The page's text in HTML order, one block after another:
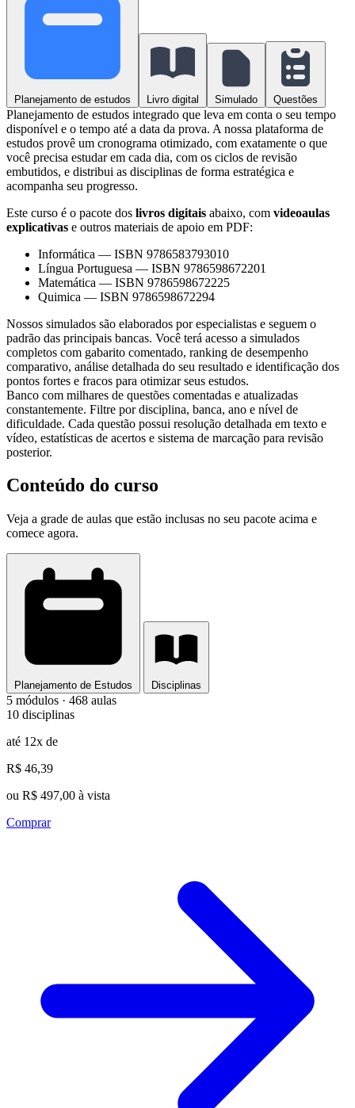
Planejamento de estudos Livro digital Simulado Questões
Planejamento de estudos integrado que leva em conta o seu tempo
disponível e o tempo até a data da prova. A nossa plataforma de
estudos provê um cronograma otimizado, com exatamente o que
você precisa estudar em cada dia, com os ciclos de revisão
embutidos, e distribui as disciplinas de forma estratégica e
acompanha seu progresso.
Este curso é o pacote dos livros digitais abaixo, com videoaulas
explicativas e outros materiais de apoio em PDF:
Informática — ISBN 9786583793010
Língua Portuguesa — ISBN 9786598672201
Matemática — ISBN 9786598672225
Quimica — ISBN 9786598672294
Nossos simulados são elaborados por especialistas e seguem o
padrão das principais bancas. Você terá acesso a simulados
completos com gabarito comentado, ranking de desempenho
comparativo, análise detalhada do seu resultado e identificação dos
pontos fortes e fracos para otimizar seus estudos.
Banco com milhares de questões comentadas e atualizadas
constantemente. Filtre por disciplina, banca, ano e nível de
dificuldade. Cada questão possui resolução detalhada em texto e
vídeo, estatísticas de acertos e sistema de marcação para revisão
posterior.
Conteúdo do curso
Veja a grade de aulas que estão inclusas no seu pacote acima e
comece agora.
Planejamento de Estudos Disciplinas
5 módulos · 468 aulas
10 disciplinas
até 12x de
R$ 46,39
ou R$ 497,00 à vista
Comprar